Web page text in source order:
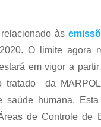
relacionado às
O limite agora
em vigor a
tratado da
humana.
de Controle de